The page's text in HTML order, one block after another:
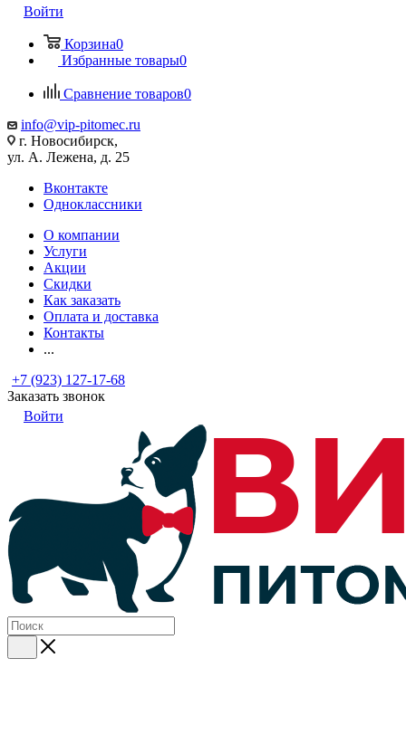
Войти
Корзина0
Избранные товары0
Сравнение товаров0
info@vip-pitomec.ru
г. Новосибирск,
ул. А. Лежена, д. 25
Вконтакте
Одноклассники
О компании
Услуги
Акции
Скидки
Как заказать
Оплата и доставка
Контакты
...
+7 (923) 127-17-68
Заказать звонок
Войти